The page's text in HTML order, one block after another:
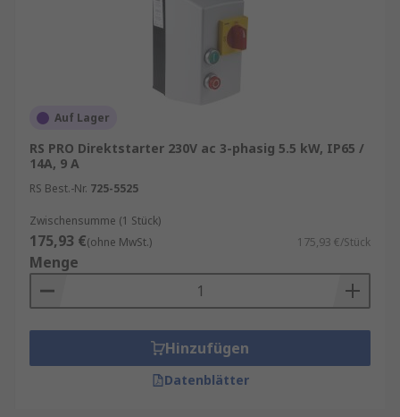
Auf Lager
RS PRO Direktstarter 230V ac 3-phasig 5.5 kW, IP65 /
14A, 9 A
RS Best.-Nr. 725-5525
Zwischensumme (1 Stück)
175,93 €(ohne MwSt.) 175,93 €/Stück
Menge
Hinzufügen
Datenblätter